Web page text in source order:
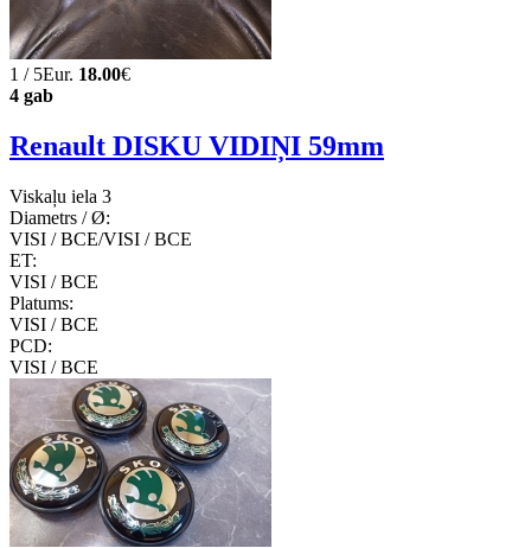
1 / 5Eur. 18.00€
4 gab
Renault DISKU VIDIŅI 59mm
Viskaļu iela 3
Diametrs / Ø:
VISI / ВСЕ/VISI / ВСЕ
ET:
VISI / ВСЕ
Platums:
VISI / ВСЕ
PCD:
VISI / ВСЕ